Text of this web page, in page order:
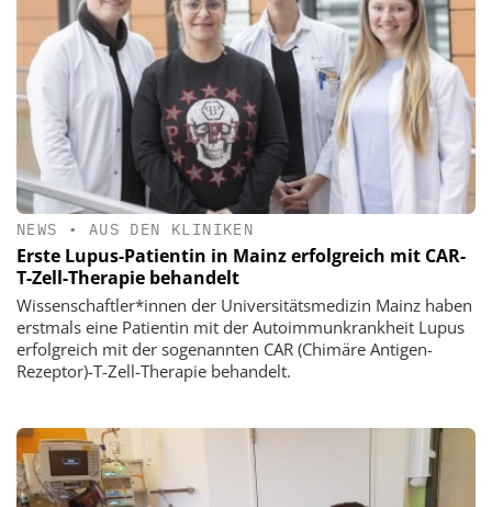
NEWS • AUS DEN KLINIKEN
Erste Lupus-Patientin in Mainz erfolgreich mit CAR-
T-Zell-Therapie behandelt
Wissenschaftler*innen der Universitätsmedizin Mainz haben
erstmals eine Patientin mit der Autoimmunkrankheit Lupus
erfolgreich mit der sogenannten CAR (Chimäre Antigen-
Rezeptor)-T-Zell-Therapie behandelt.